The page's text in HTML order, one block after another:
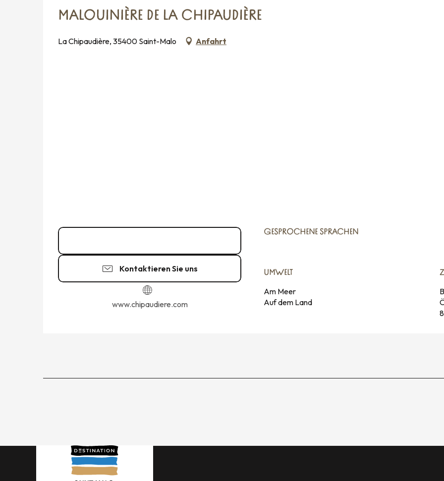
MALOUINIÈRE DE LA CHIPAUDIÈRE
La Chipaudière, 35400 Saint-Malo Anfahrt
Kontaktieren Sie uns
www.chipaudiere.com
GESPROCHENE SPRACHEN
GESPROCHENE SPRACHEN
UMWELT
UMWELT
Am Meer
Auf dem Land